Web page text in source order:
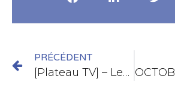
PRÉCÉDENT
[Plateau TV] – Les enjeux et défis actuels de la sécurité des données